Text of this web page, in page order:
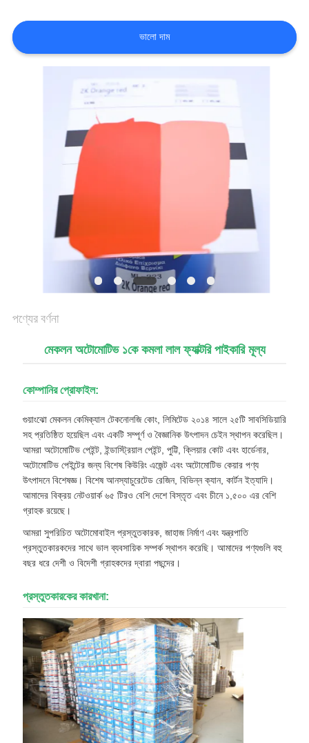
খবর
গোপনীয়তা
নীতি
ভালো দাম
পণ্যের বর্ণনা
মেকলন অটোমোটিভ ১কে কমলা লাল ফ্যাক্টরি পাইকারি মূল্য
কোম্পানির প্রোফাইল:
গুয়াংঝো মেকলন কেমিক্যাল টেকনোলজি কোং, লিমিটেড ২০১৪ সালে ২৫টি সাবসিডিয়ারি
সহ প্রতিষ্ঠিত হয়েছিল এবং একটি সম্পূর্ণ ও বৈজ্ঞানিক উৎপাদন চেইন স্থাপন করেছিল।
আমরা অটোমোটিভ পেইন্ট, ইন্ডাস্ট্রিয়াল পেইন্ট, পুট্টি, ক্লিয়ার কোট এবং হার্ডেনার,
অটোমোটিভ পেইন্টের জন্য বিশেষ কিউরিং এজেন্ট এবং অটোমোটিভ কেয়ার পণ্য
উৎপাদনে বিশেষজ্ঞ। বিশেষ আনস্যাচুরেটেড রেজিন, বিভিন্ন ক্যান, কার্টন ইত্যাদি।
আমাদের বিক্রয় নেটওয়ার্ক ৬৫ টিরও বেশি দেশে বিস্তৃত এবং চীনে ১,৫০০ এর বেশি
গ্রাহক রয়েছে।
আমরা সুপরিচিত অটোমোবাইল প্রস্তুতকারক, জাহাজ নির্মাণ এবং যন্ত্রপাতি
প্রস্তুতকারকদের সাথে ভাল ব্যবসায়িক সম্পর্ক স্থাপন করেছি। আমাদের পণ্যগুলি বহু
বছর ধরে দেশী ও বিদেশী গ্রাহকদের দ্বারা পছন্দের।
প্রস্তুতকারকের কারখানা: